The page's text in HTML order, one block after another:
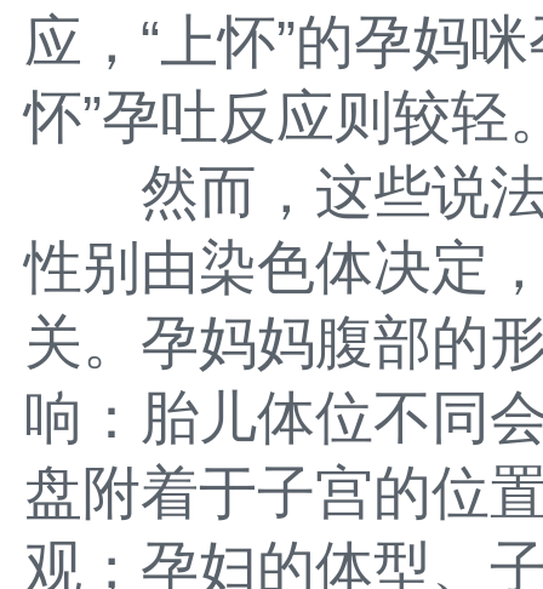
应，“上怀”的孕妈
怀”孕吐反应则较轻
然而，这些说法
性别由染色体决定
关。孕妈妈腹部的
响：胎儿体位不同
盘附着于子宫的位
观；孕妇的体型、